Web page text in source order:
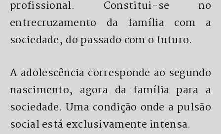
profissional. Constitui-se no
entrecruzamento da família com a
sociedade, do passado com o futuro.
A adolescência corresponde ao segundo
nascimento, agora da família para a
sociedade. Uma condição onde a pulsão
social está exclusivamente intensa.